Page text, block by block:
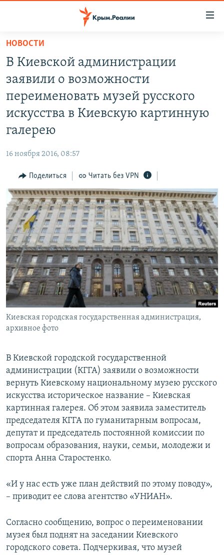
Вернуться
основному
содержанию
главной
навигации
Вернутся
КАРТА ВОЕННЫХ ОБЪЕКТОВ КРЫМА
ЕЩЕ
ТЕЛЕПРОЕКТ КРЫМ.РЕАЛИИ
СОВЕТЫ ПРАВОЗАЩИТНИКОВ
ПРОПАВШИЕ БЕЗ ВЕСТИ
ПОБЕДИТЕЛЕЙ НЕ СУДЯТ?
КРЫМ.НЕПОКОРЕННЫЙ
ELIFBE
УКРАИНСКАЯ ПРОБЛЕМА КРЫМА
КАК ОБОЙТИ БЛОКИРОВКУ
Українською
Qırımtatar
ПРИСОЕДИНЯЙТЕСЬ!
Все сайты RFE/RL
НОВОСТИ
В Киевской администрации
заявили о возможности
переименовать музей русского
искусства в Киевскую картинную
галерею
16 ноября 2016, 08:57
Поделиться Читать без VPN
Киевская городская государственная администрация,
архивное фото
В Киевской городской государственной
администрации (КГГА) заявили о возможности
вернуть Киевскому национальному музею русского
искусства историческое название – Киевская
картинная галерея. Об этом заявила заместитель
председателя КГГА по гуманитарным вопросам,
депутат и председатель постоянной комиссии по
вопросам образования, науки, семьи, молодежи и
спорта Анна Старостенко.
«И у нас есть уже план действий по этому поводу»,
– приводит ее слова агентство «УНИАН».
Согласно сообщению, вопрос о переименовании
музея был поднят на заседании Киевского
городского совета. Подчеркивая, что музей